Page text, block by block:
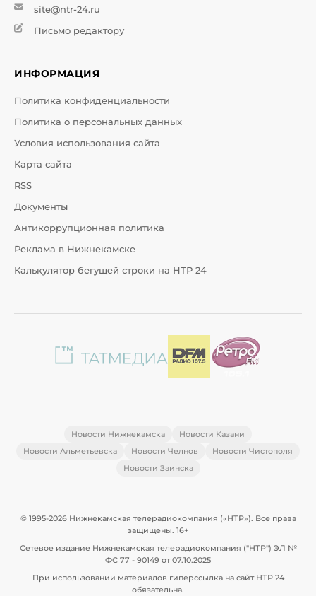
site@ntr-24.ru
Письмо редактору
ИНФОРМАЦИЯ
Политика конфиденциальности
Политика о персональных данных
Условия использования сайта
Карта сайта
RSS
Документы
Антикоррупционная политика
Реклама в Нижнекамске
Калькулятор бегущей строки на НТР 24
Новости Нижнекамска
Новости Казани
Новости Альметьевска
Новости Челнов
Новости Чистополя
Новости Заинска
© 1995-2026 Нижнекамская телерадиокомпания («НТР»). Все права
защищены. 16+
Сетевое издание Нижнекамская телерадиокомпания ("НТР") ЭЛ №
ФС 77 - 90149 от 07.10.2025
При использовании материалов гиперссылка на сайт НТР 24
обязательна.